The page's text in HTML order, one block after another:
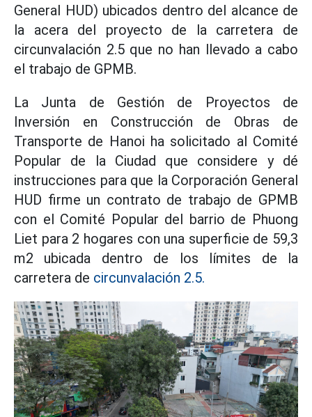
General HUD) ubicados dentro del alcance de
la acera del proyecto de la carretera de
circunvalación 2.5 que no han llevado a cabo
el trabajo de GPMB.
La Junta de Gestión de Proyectos de
Inversión en Construcción de Obras de
Transporte de Hanoi ha solicitado al Comité
Popular de la Ciudad que considere y dé
instrucciones para que la Corporación General
HUD firme un contrato de trabajo de GPMB
con el Comité Popular del barrio de Phuong
Liet para 2 hogares con una superficie de 59,3
m2 ubicada dentro de los límites de la
carretera de circunvalación 2.5.